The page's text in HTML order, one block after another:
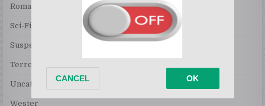
Romance
Sci-Fi
Suspenso
Terror
Uncategorized
Wester